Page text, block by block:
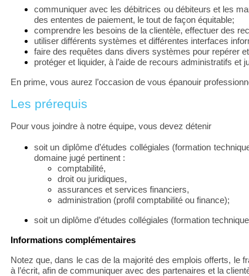
communiquer avec les débitrices ou débiteurs et les
des ententes de paiement, le tout de façon équitable;
comprendre les besoins de la clientèle, effectuer des
utiliser différents systèmes et différentes interfaces
faire des requêtes dans divers systèmes pour repérer
protéger et liquider, à l’aide de recours administratifs
En prime, vous aurez l’occasion de vous épanouir
Les prérequis
Pour vous joindre à notre équipe, vous devez détenir
soit un diplôme d’études collégiales (formation
domaine jugé pertinent :
comptabilité,
droit ou juridiques,
assurances et services financiers,
administration (profil comptabilité ou finance);
soit un diplôme d’études collégiales (formation
Informations complémentaires
Notez que, dans le cas de la majorité des emplois offerts, le
à l’écrit, afin de communiquer avec des partenaires et la